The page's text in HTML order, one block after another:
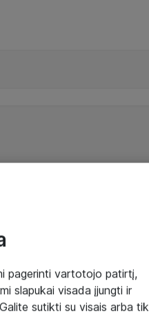
pagerinti vartotojo patirtį,
slapukai visada įjungti ir
sutikti su visais arba tik